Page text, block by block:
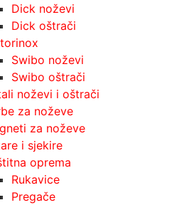
Dick noževi
Dick oštrači
Swibo noževi
Swibo oštrači
noževi i oštrači
za noževe
za noževe
i sjekire
oprema
Rukavice
Pregače